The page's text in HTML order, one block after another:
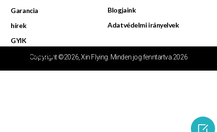
Garancia
hírek
GYIK
Videóközpont
Blogjaink
Adatvédelmi irányelvek
Copyright ©2026, Xin Flying. Minden jog fenntartva.2026
